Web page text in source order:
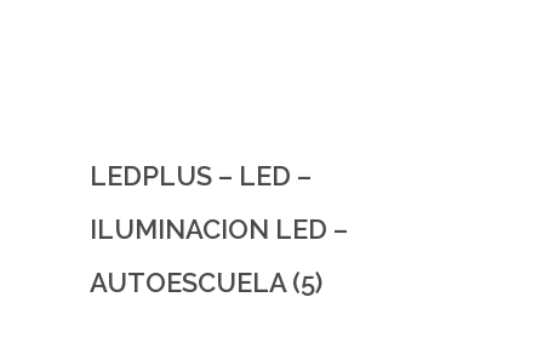
LEDPLUS – LED –
ILUMINACION LED –
AUTOESCUELA (5)